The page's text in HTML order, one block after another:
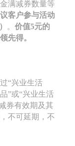
满减券数量等
议客户参与活动
。价值5元的
领先得。
“兴业生活
”或“兴业生活
券有效期及其
不可延期，不